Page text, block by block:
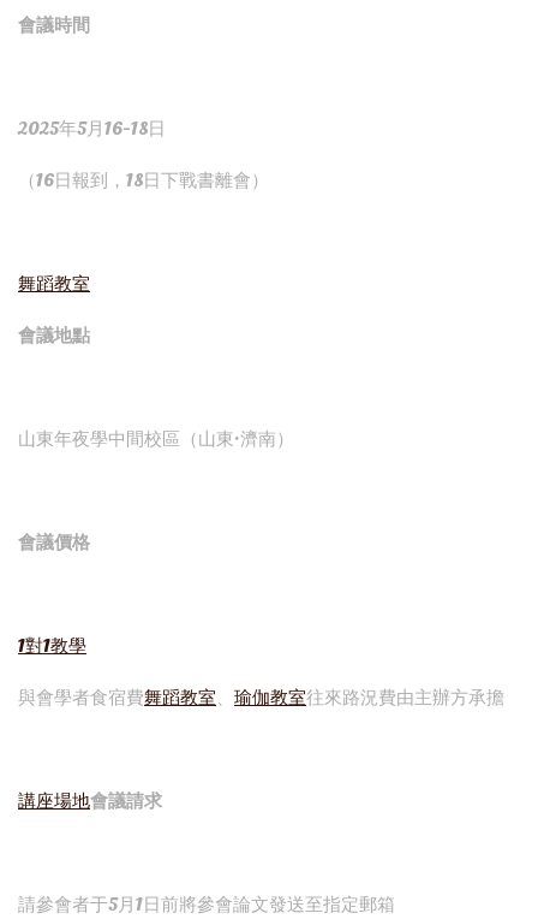
會議時間
2025年5月16-18日
（16日報到，18日下戰書離會）
舞蹈教室
會議地點
山東年夜學中間校區（山東·濟南）
會議價格
1對1教學
與會學者食宿費舞蹈教室、 瑜伽教室往來路況費由主辦方承擔
講座場地會議請求
請參會者于5月1日前將參會論文發送至指定郵箱